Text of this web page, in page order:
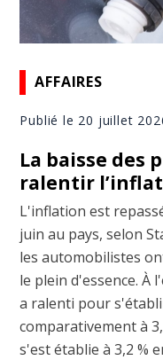
AFFAIRES
Publié le 20 juillet
La baisse des
ralentir
L'inflation est
juin au pays, selon
les automobilistes
le plein d'essence. À
a ralenti pour
comparativement à
s'est établie à 3,2 %